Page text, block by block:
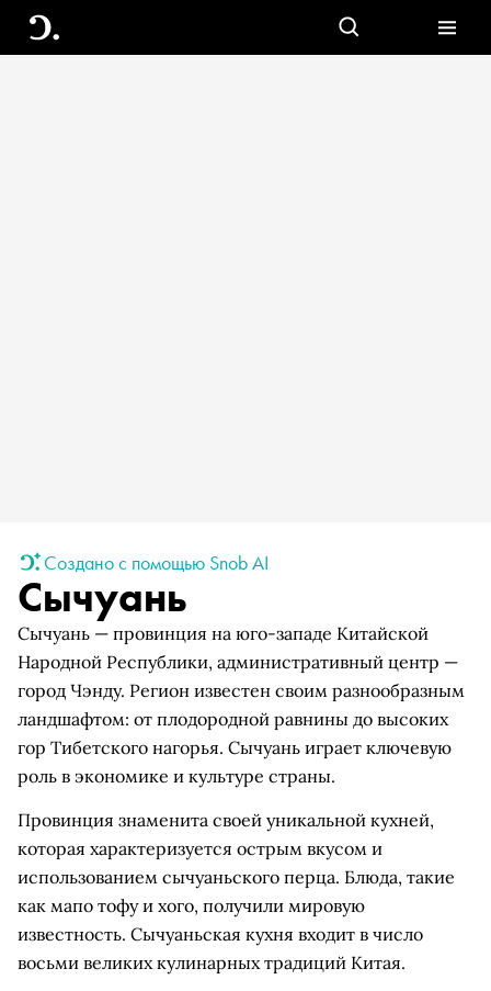
Создано с помощью Snob AI
Сычуань
Сычуань — провинция на юго-западе Китайской
Народной Республики, административный центр —
город Чэнду. Регион известен своим разнообразным
ландшафтом: от плодородной равнины до высоких
гор Тибетского нагорья. Сычуань играет ключевую
роль в экономике и культуре страны.
Провинция знаменита своей уникальной кухней,
которая характеризуется острым вкусом и
использованием сычуаньского перца. Блюда, такие
как мапо тофу и хого, получили мировую
известность. Сычуаньская кухня входит в число
восьми великих кулинарных традиций Китая.